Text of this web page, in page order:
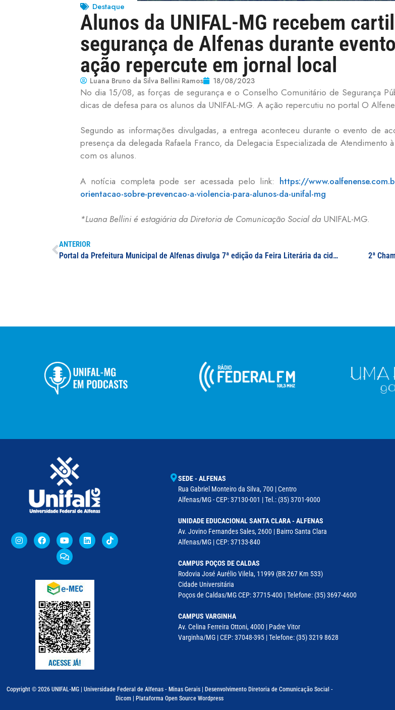
Destaque
Alunos da UNIFAL-MG recebem
segurança de Alfenas durante
ação repercute em jornal local
Luana Bruno da Silva Bellini Ramos 18/08/2023
No dia 15/08, as forças de segurança e o Conselho Comunitário de Segurança
dicas de defesa para os alunos da UNIFAL-MG. A ação repercutiu no portal O
Segundo as informações divulgadas, a entrega aconteceu durante o evento de
presença da delegada Rafaela Franco, da Delegacia Especializada de
com os alunos.
A notícia completa pode ser acessada pelo link: https://
orientacao-sobre-prevencao-a-violencia-para-alunos-da-unifal-mg
*Luana Bellini é estagiária da Diretoria de Comunicação Social da UNIFAL-MG.
ANTERIOR
Portal da Prefeitura Municipal de Alfenas divulga 7ª edição da Feira Literária da cidade; evento ocorre com correalização da UNIFAL-MG 2ª
SEDE - ALFENAS
Rua Gabriel Monteiro da Silva, 700 | Centro
Alfenas/MG - CEP: 37130-001 | Tel.: (35) 3701-9000
UNIDADE EDUCACIONAL SANTA CLARA - ALFENAS
Av. Jovino Fernandes Sales, 2600 | Bairro Santa Clara
Alfenas/MG | CEP: 37133-840
CAMPUS POÇOS DE CALDAS
Rodovia José Aurélio Vilela, 11999 (BR 267 Km 533)
Cidade Universitária
Poços de Caldas/MG CEP: 37715-400 | Telefone: (35) 3697-4600
CAMPUS VARGINHA
Av. Celina Ferreira Ottoni, 4000 | Padre Vitor
Varginha/MG | CEP: 37048-395 | Telefone: (35) 3219 8628
Copyright © 2026 UNIFAL-MG | Universidade Federal de Alfenas - Minas Gerais | Desenvolvimento Diretoria de Comunicação Social -
Dicom | Plataforma Open Source Wordpress